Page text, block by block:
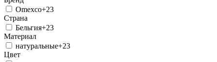
Omexco+23
Страна
Бельгия+23
Материал
натуральные+23
Цвет